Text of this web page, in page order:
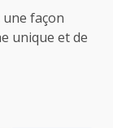
façon
unique et de